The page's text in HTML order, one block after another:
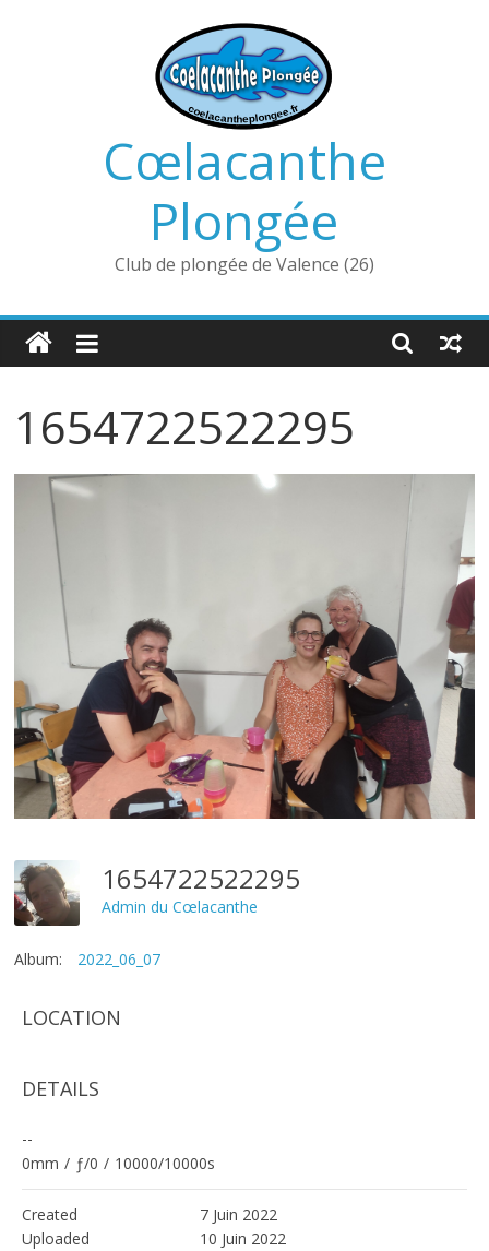
Cœlacanthe
Plongée
Club de plongée de Valence (26)
1654722522295
1654722522295
Admin du Cœlacanthe
Album: 2022_06_07
LOCATION
DETAILS
--
0mm / ƒ/0 / 10000/10000s
Created
7 Juin 2022
Uploaded
10 Juin 2022